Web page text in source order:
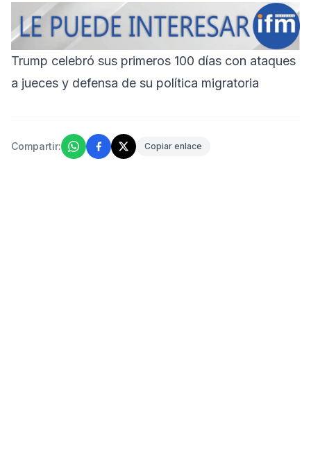
Trump celebró sus primeros 100 días con ataques
a jueces y defensa de su política migratoria
Compartir: Copiar enlace